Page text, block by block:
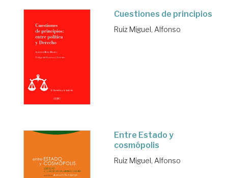
Cuestiones de principios
Ruiz Miguel, Alfonso
Entre Estado y
cosmópolis
Ruiz Miguel, Alfonso